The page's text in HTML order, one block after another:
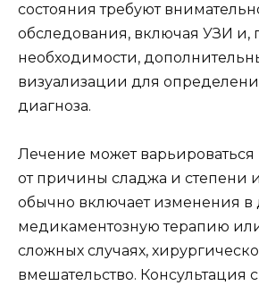
состояния требуют
обследования, включая УЗИ и,
необходимости,
визуализации для
диагноза.
Лечение может варьироваться
от причины сладжа и степени
обычно включает изменения в
медикаментозную терапию
сложных случаях,
вмешательство. Консультация с